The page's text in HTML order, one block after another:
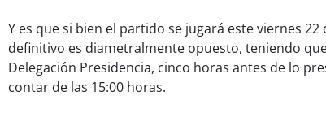
Y es que si bien el partido se jugará este viernes
definitivo es diametralmente opuesto, teniendo
Delegación Presidencia, cinco horas antes de lo
contar de las 15:00 horas.